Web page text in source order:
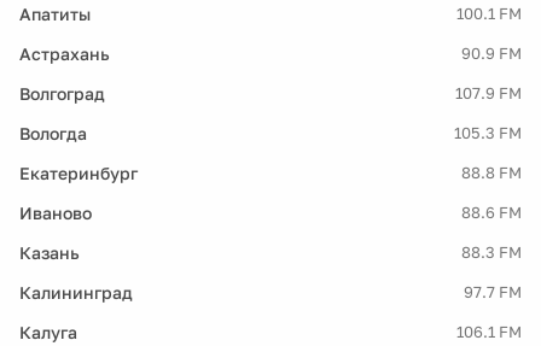
Апатиты 100.1 FM
Астрахань 90.9 FM
Волгоград 107.9 FM
Вологда 105.3 FM
Екатеринбург 88.8 FM
Иваново 88.6 FM
Казань 88.3 FM
Калининград 97.7 FM
Калуга 106.1 FM